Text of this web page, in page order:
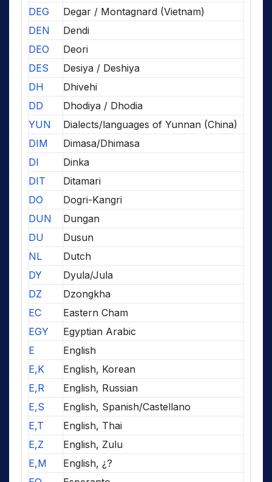
DEG
Degar / Montagnard (Vietnam)
DEN
Dendi
DEO
Deori
DES
Desiya / Deshiya
DH
Dhivehi
DD
Dhodiya / Dhodia
YUN
Dialects/languages of Yunnan (China)
DIM
Dimasa/Dhimasa
DI
Dinka
DIT
Ditamari
DO
Dogri-Kangri
DUN
Dungan
DU
Dusun
NL
Dutch
DY
Dyula/Jula
DZ
Dzongkha
EC
Eastern Cham
EGY
Egyptian Arabic
E
English
E,K
English, Korean
E,R
English, Russian
E,S
English, Spanish/Castellano
E,T
English, Thai
E,Z
English, Zulu
E,M
English, ¿?